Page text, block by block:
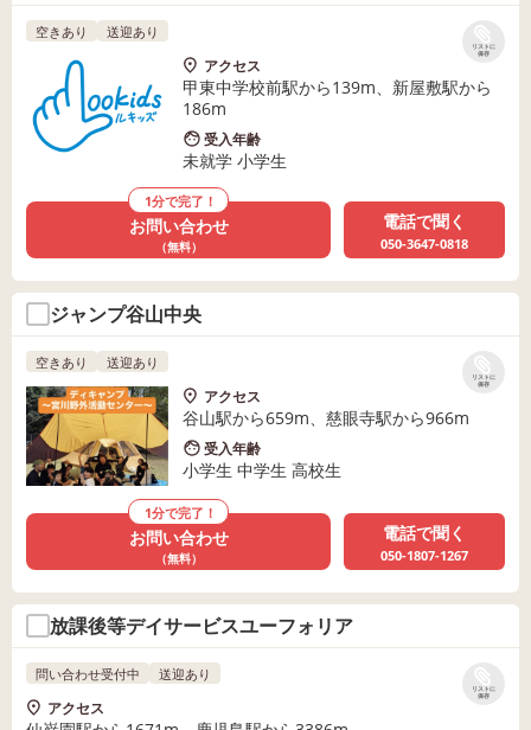
リストに
保存
空きあり 送迎あり
アクセス
甲東中学校前駅から139m、新屋敷駅から
186m
受入年齢
未就学 小学生
1分で完了！
お問い合わせ
（無料）
電話で聞く
050-3647-0818
ジャンプ谷山中央
リストに
保存
空きあり 送迎あり
アクセス
谷山駅から659m、慈眼寺駅から966m
受入年齢
小学生 中学生 高校生
1分で完了！
お問い合わせ
（無料）
電話で聞く
050-1807-1267
放課後等デイサービスユーフォリア
リストに
保存
問い合わせ受付中 送迎あり
アクセス